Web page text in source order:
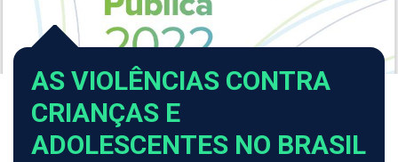
AS VIOLÊNCIAS CONTRA
CRIANÇAS E
ADOLESCENTES NO BRASIL